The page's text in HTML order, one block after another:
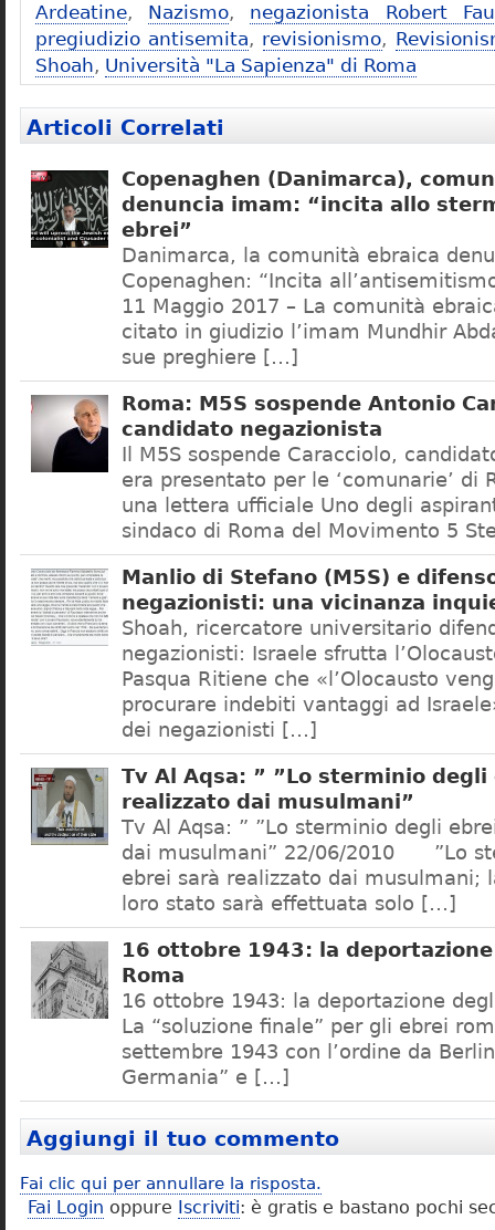
Ardeatine, Nazismo, negazionista Robert
pregiudizio antisemita, revisionismo,
Shoah, Università "La Sapienza" di Roma
Articoli Correlati
Copenaghen (Danimarca),
denuncia imam: “incita allo
ebrei”
Danimarca, la comunità ebraica
Copenaghen: “Incita
11 Maggio 2017 – La comunità
citato in giudizio l’imam Mundhir
sue preghiere […]
Roma: M5S sospende Antonio
candidato negazionista
Il M5S sospende Caracciolo,
era presentato per le ‘comunarie’ di
una lettera ufficiale Uno degli
sindaco di Roma del Movimento 5
Manlio di Stefano (M5S) e
negazionisti: una vicinanza
Shoah, ricercatore universitario
negazionisti: Israele sfrutta
Pasqua Ritiene che «l’Olocausto
procurare indebiti vantaggi ad
dei negazionisti […]
Tv Al Aqsa: ” ”Lo sterminio degli
realizzato dai musulmani”
Tv Al Aqsa: ” ”Lo sterminio degli
dai musulmani” 22/06/2010 ”Lo
ebrei sarà realizzato dai musulmani;
loro stato sarà effettuata solo […]
16 ottobre 1943: la
Roma
16 ottobre 1943: la deportazione
La “soluzione finale” per gli ebrei
settembre 1943 con l’ordine da
Germania” e […]
Aggiungi il tuo commento
Fai clic qui per annullare la risposta.
Fai Login oppure Iscriviti: è gratis e bastano pochi